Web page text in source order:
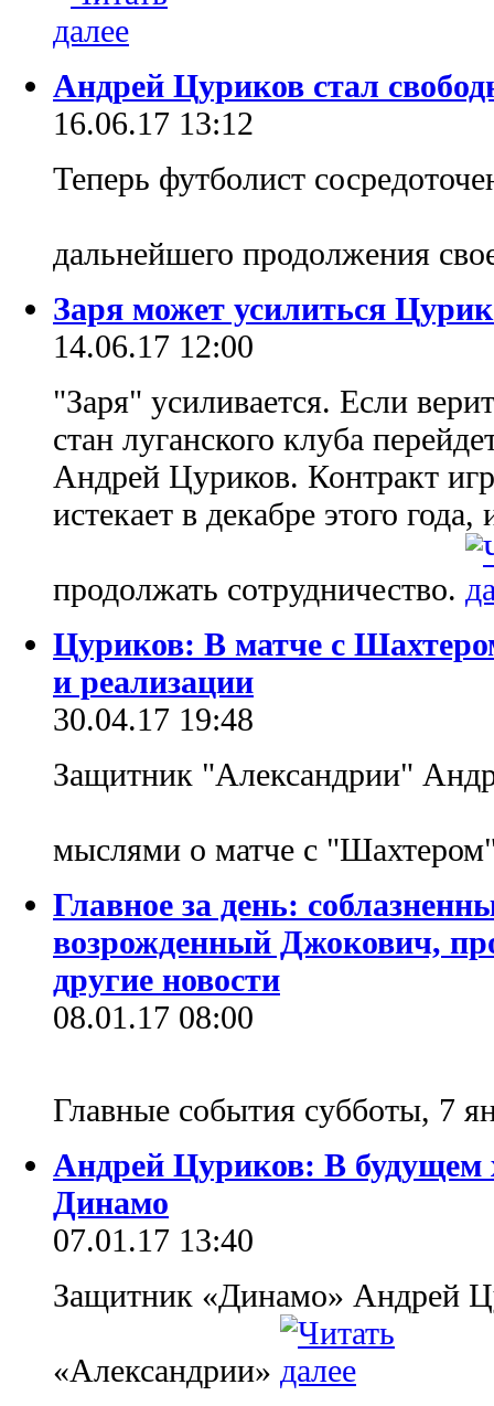
Андрей Цуриков стал
16.06.17 13:12
Теперь футболист
дальнейшего продолжения
Заря может усилиться
14.06.17 12:00
"Заря" усиливается. Если
стан луганского клуба
Андрей Цуриков. Контракт
истекает в декабре этого
продолжать сотрудничество.
Цуриков: В матче с
и реализации
30.04.17 19:48
Защитник "Александрии"
мыслями о матче с
Главное за день:
возрожденный Джокович,
другие новости
08.01.17 08:00
Главные события субботы, 7
Андрей Цуриков: В будущем
Динамо
07.01.17 13:40
Защитник «Динамо» Андрей
«Александрии»